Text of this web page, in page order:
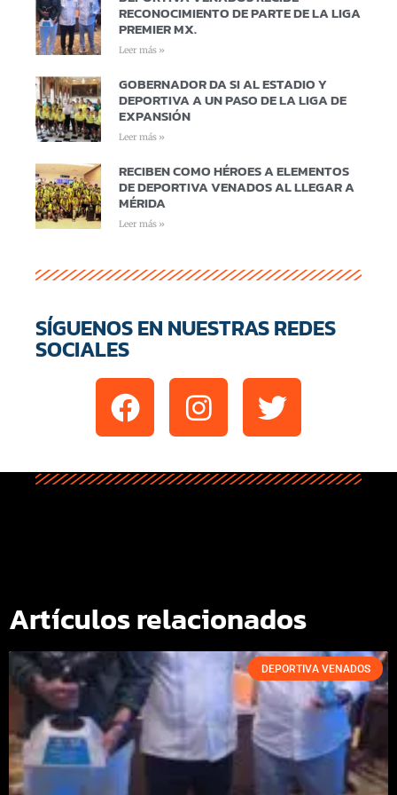
RECONOCIMIENTO DE PARTE DE LA LIGA
PREMIER MX.
Leer más »
GOBERNADOR DA SI AL ESTADIO Y
DEPORTIVA A UN PASO DE LA LIGA DE
EXPANSIÓN
Leer más »
RECIBEN COMO HÉROES A ELEMENTOS
DE DEPORTIVA VENADOS AL LLEGAR A
MÉRIDA
Leer más »
SÍGUENOS EN NUESTRAS REDES
SOCIALES
Artículos relacionados
DEPORTIVA VENADOS